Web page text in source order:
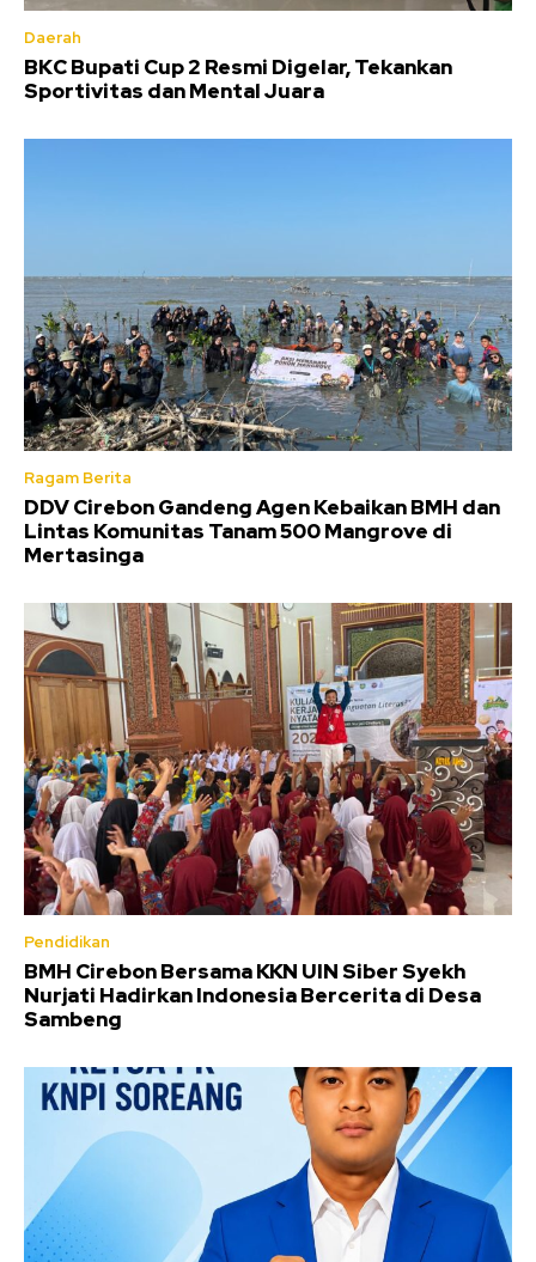
Daerah
BKC Bupati Cup 2 Resmi Digelar, Tekankan
Sportivitas dan Mental Juara
Ragam Berita
DDV Cirebon Gandeng Agen Kebaikan BMH dan
Lintas Komunitas Tanam 500 Mangrove di
Mertasinga
Pendidikan
BMH Cirebon Bersama KKN UIN Siber Syekh
Nurjati Hadirkan Indonesia Bercerita di Desa
Sambeng